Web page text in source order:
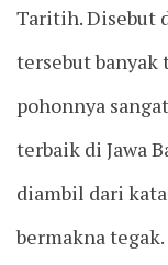
Taritih. Disebut
tersebut banyak
pohonnya
terbaik di Jawa
diambil dari kata
bermakna